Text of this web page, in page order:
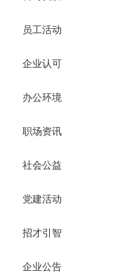
员工活动
企业认可
办公环境
职场资讯
社会公益
党建活动
招才引智
企业公告